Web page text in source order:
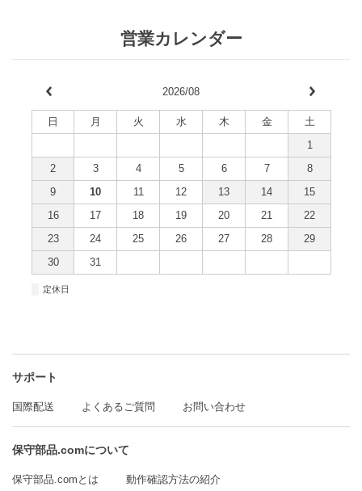
営業カレンダー
2026/08
日 月 火 水 木 金
土
1
2
3 4 5 6 7
8
9
10 11 12 13 14
15
16
17 18 19 20 21
22
23
24 25 26 27 28
29
30
31
定休日
サポート
国際配送 よくあるご質問 お問い合わせ
保守部品.comについて
保守部品.comとは 動作確認方法の紹介